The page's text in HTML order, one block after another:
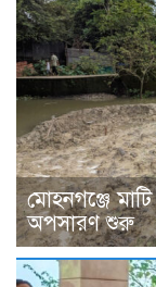
মোহনগঞ্জে
অপসারণ শুরু